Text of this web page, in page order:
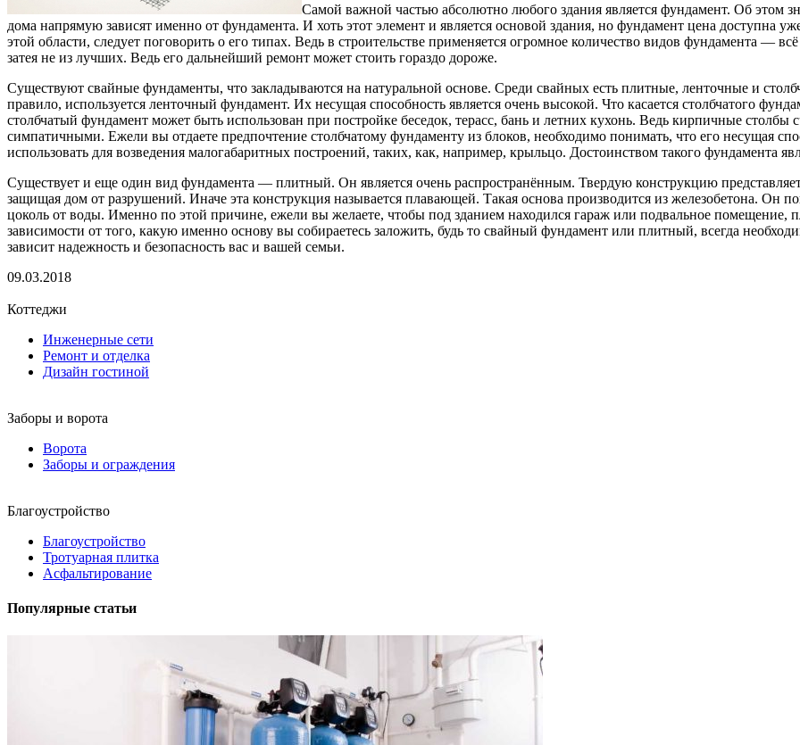
Самой важной частью абсолютно любого здания является фундамент. Об этом
дома напрямую зависят именно от фундамента. И хоть этот элемент и является основой здания, но фундамент цена доступна
этой области, следует поговорить о его типах. Ведь в строительстве применяется огромное количество видов фундамента —
затея не из лучших. Ведь его дальнейший ремонт может стоить гораздо дороже.
Существуют свайные фундаменты, что закладываются на натуральной основе. Среди свайных есть плитные, ленточные и
правило, используется ленточный фундамент. Их несущая способность является очень высокой. Что касается столбчатого
столбчатый фундамент может быть использован при постройке беседок, терасс, бань и летних кухонь. Ведь кирпичные
симпатичными. Ежели вы отдаете предпочтение столбчатому фундаменту из блоков, необходимо понимать, что его несущая
использовать для возведения малогабаритных построений, таких, как, например, крыльцо. Достоинством такого фундамента
Существует и еще один вид фундамента — плитный. Он является очень распространённым. Твердую конструкцию
защищая дом от разрушений. Иначе эта конструкция называется плавающей. Такая основа производится из железобетона. Он
цоколь от воды. Именно по этой причине, ежели вы желаете, чтобы под зданием находился гараж или подвальное
зависимости от того, какую именно основу вы собираетесь заложить, будь то свайный фундамент или плитный, всегда
зависит надежность и безопасность вас и вашей семьи.
09.03.2018
Коттеджи
Инженерные сети
Ремонт и отделка
Дизайн гостиной
Заборы и ворота
Ворота
Заборы и ограждения
Благоустройство
Благоустройство
Тротуарная плитка
Асфальтирование
Популярные статьи